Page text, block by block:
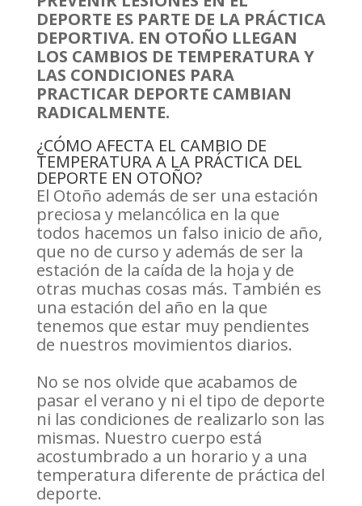
DEPORTE ES PARTE DE LA PRÁCTICA
DEPORTIVA. EN OTOÑO LLEGAN
LOS CAMBIOS DE TEMPERATURA Y
LAS CONDICIONES PARA
PRACTICAR DEPORTE CAMBIAN
RADICALMENTE.
¿CÓMO AFECTA EL CAMBIO DE
TEMPERATURA A LA PRÁCTICA DEL
DEPORTE EN OTOÑO?
El Otoño además de ser una estación
preciosa y melancólica en la que
todos hacemos un falso inicio de año,
que no de curso y además de ser la
estación de la caída de la hoja y de
otras muchas cosas más. También es
una estación del año en la que
tenemos que estar muy pendientes
de nuestros movimientos diarios.
No se nos olvide que acabamos de
pasar el verano y ni el tipo de deporte
ni las condiciones de realizarlo son las
mismas. Nuestro cuerpo está
acostumbrado a un horario y a una
temperatura diferente de práctica del
deporte.